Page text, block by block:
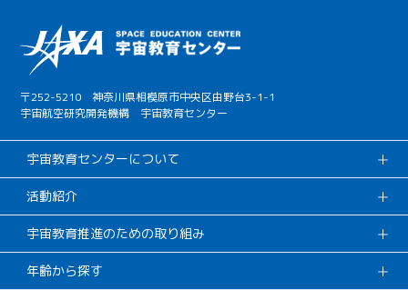
〒252-5210 神奈川県相模原市中央区由野台3-1-1
宇宙航空研究開発機構 宇宙教育センター
宇宙教育センターについて
活動紹介
宇宙教育推進のための取り組み
年齢から探す